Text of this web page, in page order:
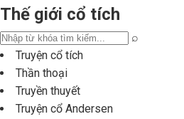
Thế giới cổ tích
⌕
Truyện cổ tích
Thần thoại
Truyền thuyết
Truyện cổ Andersen